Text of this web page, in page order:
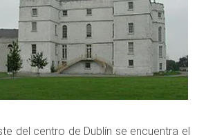
del centro de Dublín se encuentra el